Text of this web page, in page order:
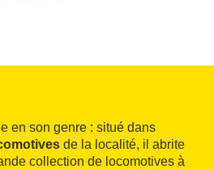
en son genre : situé dans
de la localité, il abrite
collection de locomotives à